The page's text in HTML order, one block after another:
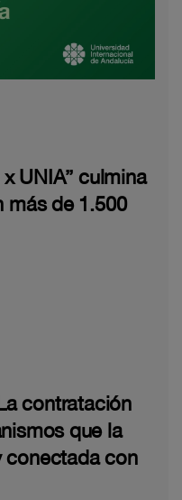
UNIA” culmina
más de 1.500
contratación
que la
conectada con